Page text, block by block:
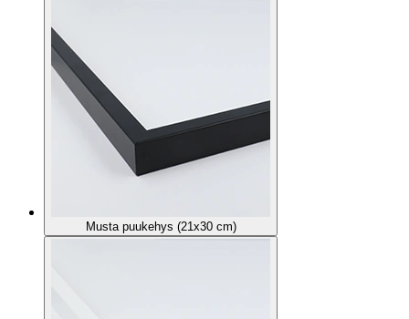
Musta puukehys (21x30 cm)